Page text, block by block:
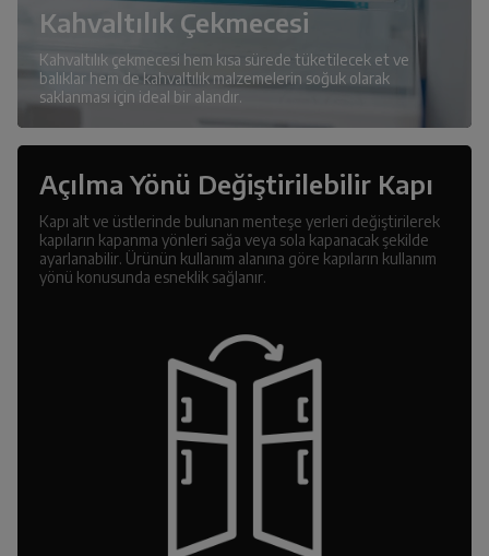
Kahvaltılık Çekmecesi
Kahvaltılık çekmecesi hem kısa sürede tüketilecek et ve
balıklar hem de kahvaltılık malzemelerin soğuk olarak
saklanması için ideal bir alandır.
Açılma Yönü Değiştirilebilir Kapı
Kapı alt ve üstlerinde bulunan menteşe yerleri değiştirilerek
kapıların kapanma yönleri sağa veya sola kapanacak şekilde
ayarlanabilir. Ürünün kullanım alanına göre kapıların kullanım
yönü konusunda esneklik sağlanır.